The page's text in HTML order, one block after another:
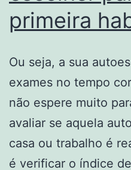
primeira
Ou seja, a sua
exames no tempo
não espere muito
avaliar se aquela
casa ou trabalho é
é verificar o índice